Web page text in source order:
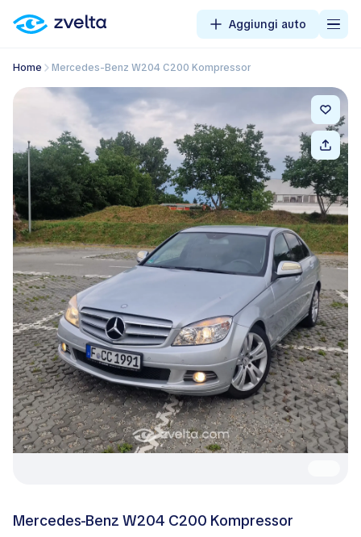
Aggiungi auto
Home Mercedes-Benz W204 C200 Kompressor
Mercedes-Benz W204 C200 Kompressor